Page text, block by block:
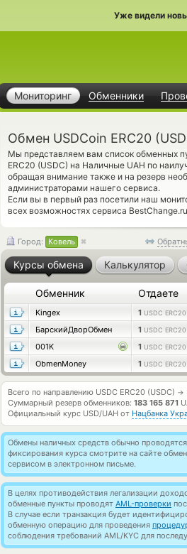
Уже видели
Мониторинг Обменники
Обмен USDCoin ERC20
Мы представляем вам список обменных
ERC20 (USDC) на Наличные UAH по
обращая внимание также и на резерв
администраторами нашего сервиса.
Если вы в первый раз посетили наш
всех возможностях сервиса
Город: Ковель
Курсы обмена Калькулятор
Обменник Отдаете
Kingex 1 USDC ERC20
БарскийДворОбмен
1 USDC ERC20
001K
1 USDC ERC20
ObmenMoney
1 USDC ERC20
Всего по направлению USDC ERC20 (USDC) →
Суммарный резерв обменников: 183 165 871
Официальный курс USD/UAH от Нацбанка
Обмены наличных средств обычно проводятся
фиксирования курса смотрите на сайте
сервисом в электронном письме.
В целях противодействия легализации
обменные пункты проводят AML-проверки
В случае если транзакция будет
обменную операцию для проведения
соблюдения требований AML/KYC для